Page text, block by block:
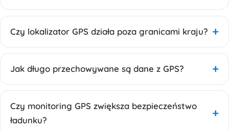
Czy lokalizator GPS działa poza granicami kraju?
Jak długo przechowywane są dane z GPS?
Czy monitoring GPS zwiększa bezpieczeństwo
ładunku?